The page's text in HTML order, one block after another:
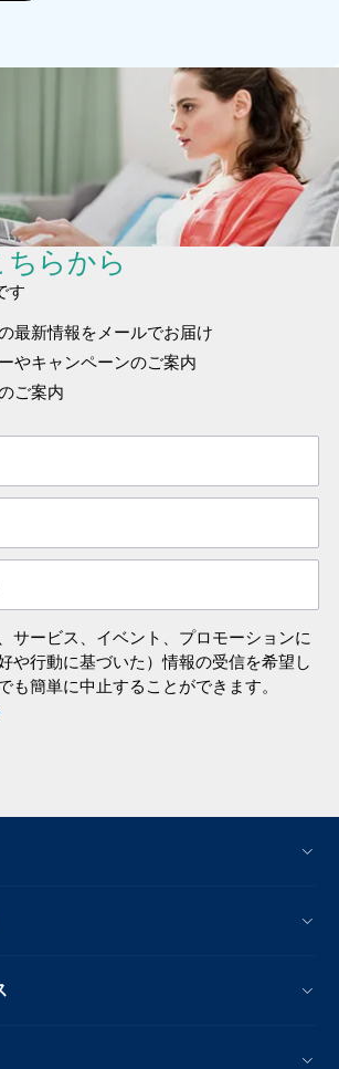
らから
す
最新情報をメールでお届け
やキャンペーンのご案内
ご案内
サービス、イベント、プロモーションに
や行動に基づいた）情報の受信を希望し
も簡単に中止することができます。